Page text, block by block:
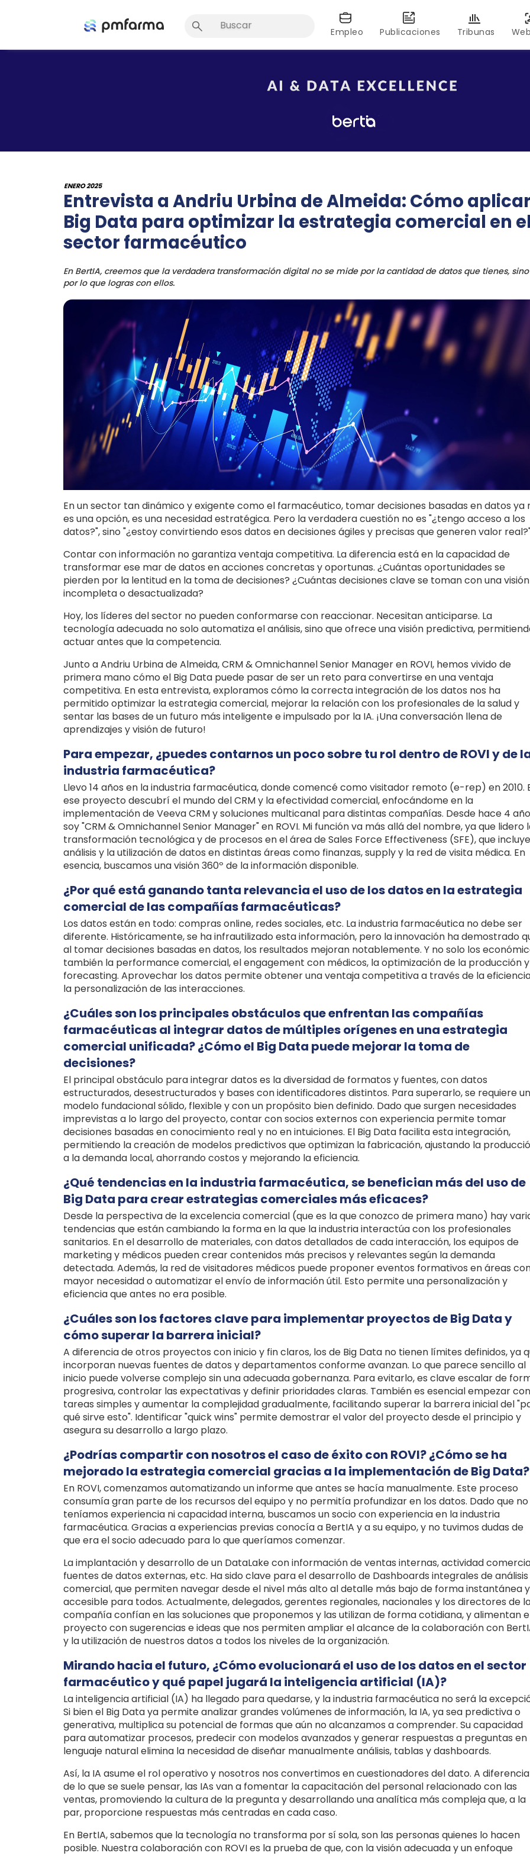
Empleo Publicaciones Tribunas
ENERO 2025
Entrevista a Andriu Urbina de Almeida: Cómo aplicar
Big Data para optimizar la estrategia comercial en el
sector farmacéutico
En BertIA, creemos que la verdadera transformación digital no se mide por la cantidad de datos que tienes, sino
por lo que logras con ellos.
En un sector tan dinámico y exigente como el farmacéutico, tomar decisiones basadas en datos ya
es una opción, es una necesidad estratégica. Pero la verdadera cuestión no es "¿tengo acceso a los
datos?", sino "¿estoy convirtiendo esos datos en decisiones ágiles y precisas que generen valor
Contar con información no garantiza ventaja competitiva. La diferencia está en la capacidad de
transformar ese mar de datos en acciones concretas y oportunas. ¿Cuántas oportunidades se
pierden por la lentitud en la toma de decisiones? ¿Cuántas decisiones clave se toman con una visión
incompleta o desactualizada?
Hoy, los líderes del sector no pueden conformarse con reaccionar. Necesitan anticiparse. La
tecnología adecuada no solo automatiza el análisis, sino que ofrece una visión predictiva,
actuar antes que la competencia.
Junto a Andriu Urbina de Almeida, CRM & Omnichannel Senior Manager en ROVI, hemos vivido de
primera mano cómo el Big Data puede pasar de ser un reto para convertirse en una ventaja
competitiva. En esta entrevista, exploramos cómo la correcta integración de los datos nos ha
permitido optimizar la estrategia comercial, mejorar la relación con los profesionales de la salud y
sentar las bases de un futuro más inteligente e impulsado por la IA. ¡Una conversación llena de
aprendizajes y visión de futuro!
Para empezar, ¿puedes contarnos un poco sobre tu rol dentro de ROVI y de
industria farmacéutica?
Llevo 14 años en la industria farmacéutica, donde comencé como visitador remoto (e-rep) en 2010.
ese proyecto descubrí el mundo del CRM y la efectividad comercial, enfocándome en la
implementación de Veeva CRM y soluciones multicanal para distintas compañías. Desde hace 4
soy "CRM & Omnichannel Senior Manager" en ROVI. Mi función va más allá del nombre, ya que lidero
transformación tecnológica y de procesos en el área de Sales Force Effectiveness (SFE), que
análisis y la utilización de datos en distintas áreas como finanzas, supply y la red de visita médica. En
esencia, buscamos una visión 360º de la información disponible.
¿Por qué está ganando tanta relevancia el uso de los datos en la estrategia
comercial de las compañías farmacéuticas?
Los datos están en todo: compras online, redes sociales, etc. La industria farmacéutica no debe ser
diferente. Históricamente, se ha infrautilizado esta información, pero la innovación ha demostrado
al tomar decisiones basadas en datos, los resultados mejoran notablemente. Y no solo los
también la performance comercial, el engagement con médicos, la optimización de la producción
forecasting. Aprovechar los datos permite obtener una ventaja competitiva a través de la
la personalización de las interacciones.
¿Cuáles son los principales obstáculos que enfrentan las compañías
farmacéuticas al integrar datos de múltiples orígenes en una estrategia
comercial unificada? ¿Cómo el Big Data puede mejorar la toma de
decisiones?
El principal obstáculo para integrar datos es la diversidad de formatos y fuentes, con datos
estructurados, desestructurados y bases con identificadores distintos. Para superarlo, se requiere un
modelo fundacional sólido, flexible y con un propósito bien definido. Dado que surgen necesidades
imprevistas a lo largo del proyecto, contar con socios externos con experiencia permite tomar
decisiones basadas en conocimiento real y no en intuiciones. El Big Data facilita esta integración,
permitiendo la creación de modelos predictivos que optimizan la fabricación, ajustando la
a la demanda local, ahorrando costos y mejorando la eficiencia.
¿Qué tendencias en la industria farmacéutica, se benefician más del uso de
Big Data para crear estrategias comerciales más eficaces?
Desde la perspectiva de la excelencia comercial (que es la que conozco de primera mano) hay
tendencias que están cambiando la forma en la que la industria interactúa con los profesionales
sanitarios. En el desarrollo de materiales, con datos detallados de cada interacción, los equipos de
marketing y médicos pueden crear contenidos más precisos y relevantes según la demanda
detectada. Además, la red de visitadores médicos puede proponer eventos formativos en áreas
mayor necesidad o automatizar el envío de información útil. Esto permite una personalización y
eficiencia que antes no era posible.
¿Cuáles son los factores clave para implementar proyectos de Big Data y
cómo superar la barrera inicial?
A diferencia de otros proyectos con inicio y fin claros, los de Big Data no tienen límites definidos, ya
incorporan nuevas fuentes de datos y departamentos conforme avanzan. Lo que parece sencillo al
inicio puede volverse complejo sin una adecuada gobernanza. Para evitarlo, es clave escalar de
progresiva, controlar las expectativas y definir prioridades claras. También es esencial empezar con
tareas simples y aumentar la complejidad gradualmente, facilitando superar la barrera inicial del
qué sirve esto". Identificar "quick wins" permite demostrar el valor del proyecto desde el principio y
asegura su desarrollo a largo plazo.
¿Podrías compartir con nosotros el caso de éxito con ROVI? ¿Cómo se ha
mejorado la estrategia comercial gracias a la implementación de Big Data?
En ROVI, comenzamos automatizando un informe que antes se hacía manualmente. Este proceso
consumía gran parte de los recursos del equipo y no permitía profundizar en los datos. Dado que no
teníamos experiencia ni capacidad interna, buscamos un socio con experiencia en la industria
farmacéutica. Gracias a experiencias previas conocía a BertIA y a su equipo, y no tuvimos dudas de
que era el socio adecuado para lo que queríamos comenzar.
La implantación y desarrollo de un DataLake con información de ventas internas, actividad
fuentes de datos externas, etc. Ha sido clave para el desarrollo de Dashboards integrales de análisis
comercial, que permiten navegar desde el nivel más alto al detalle más bajo de forma instantánea y
accesible para todos. Actualmente, delegados, gerentes regionales, nacionales y los directores de
compañía confían en las soluciones que proponemos y las utilizan de forma cotidiana, y alimentan
proyecto con sugerencias e ideas que nos permiten ampliar el alcance de la colaboración con
y la utilización de nuestros datos a todos los niveles de la organización.
Mirando hacia el futuro, ¿Cómo evolucionará el uso de los datos en el sector
farmacéutico y qué papel jugará la inteligencia artificial (IA)?
La inteligencia artificial (IA) ha llegado para quedarse, y la industria farmacéutica no será la
Si bien el Big Data ya permite analizar grandes volúmenes de información, la IA, ya sea predictiva o
generativa, multiplica su potencial de formas que aún no alcanzamos a comprender. Su capacidad
para automatizar procesos, predecir con modelos avanzados y generar respuestas a preguntas en
lenguaje natural elimina la necesidad de diseñar manualmente análisis, tablas y dashboards.
Así, la IA asume el rol operativo y nosotros nos convertimos en cuestionadores del dato. A diferencia
de lo que se suele pensar, las IAs van a fomentar la capacitación del personal relacionado con las
ventas, promoviendo la cultura de la pregunta y desarrollando una analítica más compleja que, a la
par, proporcione respuestas más centradas en cada caso.
En BertIA, sabemos que la tecnología no transforma por sí sola, son las personas quienes lo hacen
posible. Nuestra colaboración con ROVI es la prueba de que, con la visión adecuada y un enfoque